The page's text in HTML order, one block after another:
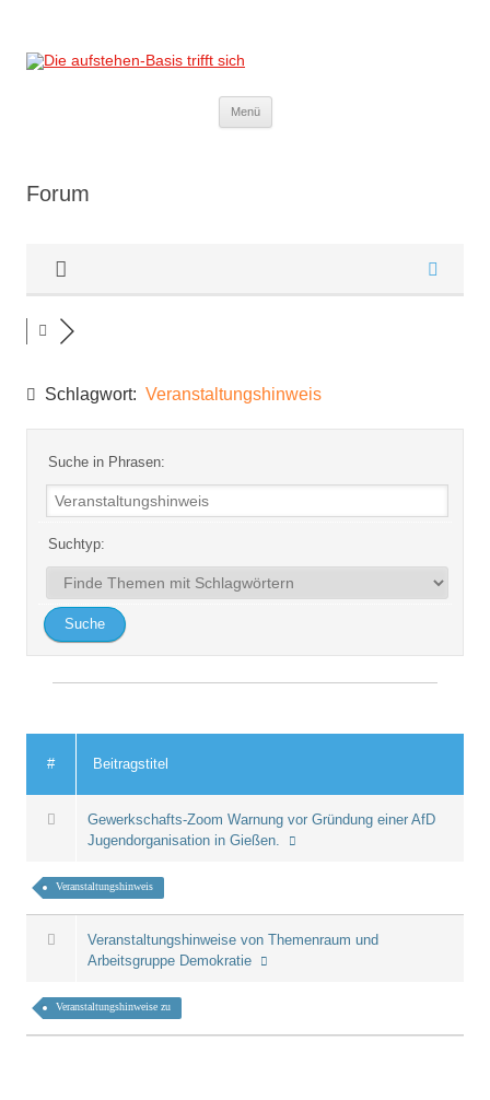
Menü
Forum
Schlagwort: Veranstaltungshinweis
Suche in Phrasen:
Suchtyp:
# Beitragstitel
Gewerkschafts-Zoom Warnung vor Gründung einer AfD
Jugendorganisation in Gießen.
Veranstaltungshinweis
Veranstaltungshinweise von Themenraum und
Arbeitsgruppe Demokratie
Veranstaltungshinweise zu